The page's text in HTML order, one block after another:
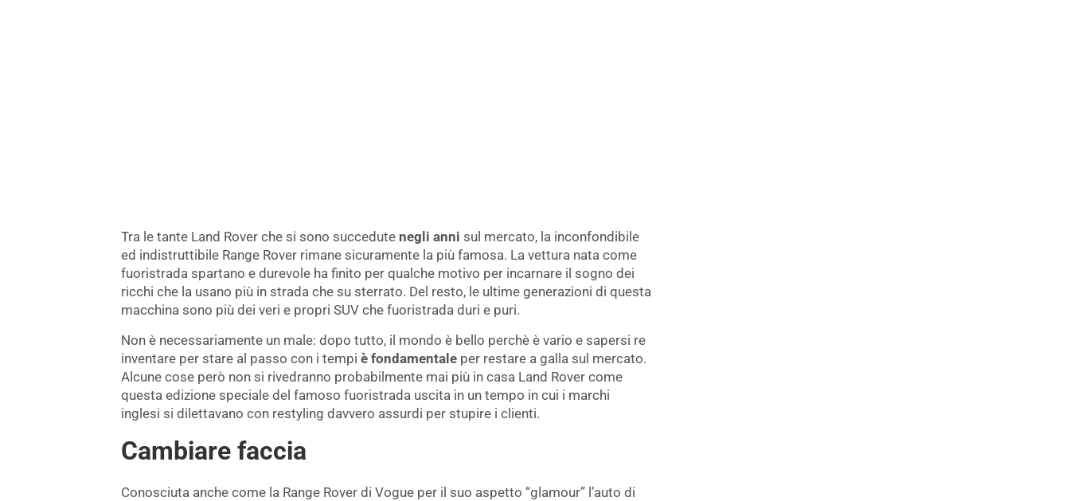
Tra le tante Land Rover che si sono succedute negli anni sul mercato, la inconfondibile
ed indistruttibile Range Rover rimane sicuramente la più famosa. La vettura nata come
fuoristrada spartano e durevole ha finito per qualche motivo per incarnare il sogno dei
ricchi che la usano più in strada che su sterrato. Del resto, le ultime generazioni di questa
macchina sono più dei veri e propri SUV che fuoristrada duri e puri.
Non è necessariamente un male: dopo tutto, il mondo è bello perchè è vario e sapersi re
inventare per stare al passo con i tempi è fondamentale per restare a galla sul mercato.
Alcune cose però non si rivedranno probabilmente mai più in casa Land Rover come
questa edizione speciale del famoso fuoristrada uscita in un tempo in cui i marchi
inglesi si dilettavano con restyling davvero assurdi per stupire i clienti.
Cambiare faccia
Conosciuta anche come la Range Rover di Vogue per il suo aspetto “glamour” l’auto di